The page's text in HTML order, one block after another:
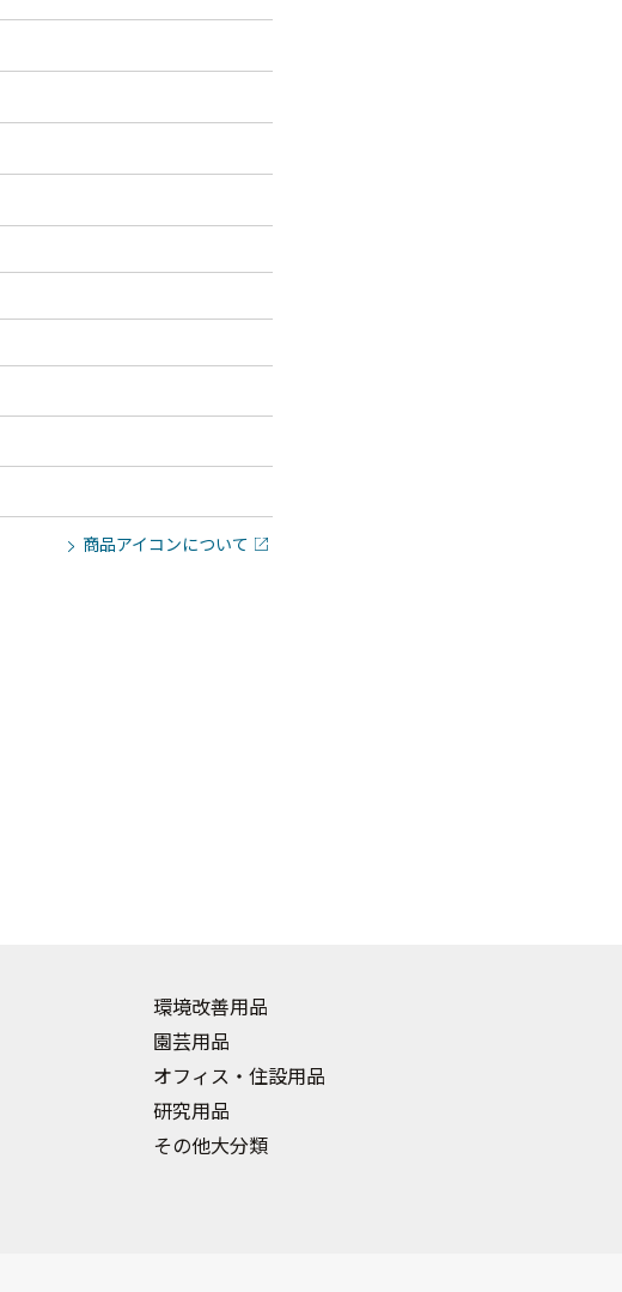
商品アイコンについて
環境改善用品
園芸用品
オフィス・住設用品
研究用品
その他大分類